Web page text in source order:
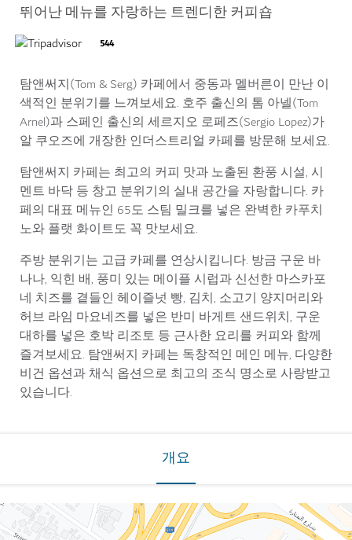
뛰어난 메뉴를 자랑하는 트렌디한 커피숍
544
탐앤써지(Tom & Serg) 카페에서 중동과 멜버른이 만난 이
색적인 분위기를 느껴보세요. 호주 출신의 톰 아넬(Tom
Arnel)과 스페인 출신의 세르지오 로페즈(Sergio Lopez)가
알 쿠오즈에 개장한 인더스트리얼 카페를 방문해 보세요.
탐앤써지 카페는 최고의 커피 맛과 노출된 환풍 시설, 시
멘트 바닥 등 창고 분위기의 실내 공간을 자랑합니다. 카
페의 대표 메뉴인 65도 스팀 밀크를 넣은 완벽한 카푸치
노와 플랫 화이트도 꼭 맛보세요.
주방 분위기는 고급 카페를 연상시킵니다. 방금 구운 바
나나, 익힌 배, 풍미 있는 메이플 시럽과 신선한 마스카포
네 치즈를 곁들인 헤이즐넛 빵, 김치, 소고기 양지머리와
허브 라임 마요네즈를 넣은 반미 바게트 샌드위치, 구운
대하를 넣은 호박 리조토 등 근사한 요리를 커피와 함께
즐겨보세요. 탐앤써지 카페는 독창적인 메인 메뉴, 다양한
비건 옵션과 채식 옵션으로 최고의 조식 명소로 사랑받고
있습니다.
개요